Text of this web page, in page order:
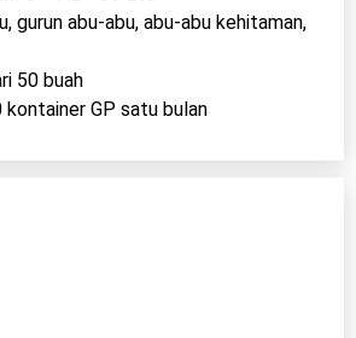
gurun abu-abu, abu-abu kehitaman,
50 buah
GP satu bulan